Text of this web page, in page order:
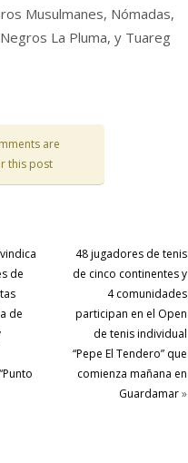
Musulmanes, Nómadas,
La Pluma, y Tuareg
are
this post
de
de
48 jugadores de tenis
de cinco continentes y
4 comunidades
participan en el Open
de tenis individual
“Pepe El Tendero” que
comienza mañana en
Guardamar»